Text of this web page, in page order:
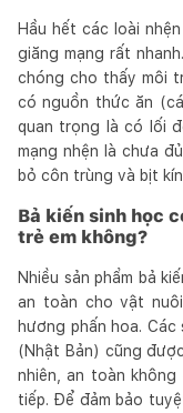
Hầu hết các loài
giăng mạng rất
chóng cho thấy môi
có nguồn thức ăn
quan trọng là có lối
mạng nhện là chưa
bỏ côn trùng và bịt
Bả kiến sinh học
trẻ em không?
Nhiều sản phẩm bả
an toàn cho vật
hương phấn hoa. Các
(Nhật Bản) cũng
nhiên, an toàn
tiếp. Để đảm bảo